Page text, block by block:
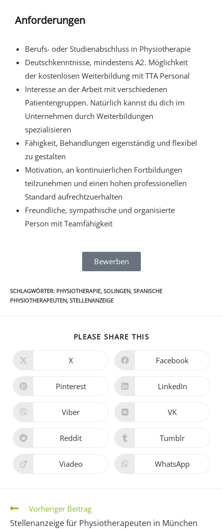
Anforderungen
Berufs- oder Studienabschluss in Physiotherapie
Deutschkenntnisse, mindestens A2. Möglichkeit
der kostenlosen Weiterbildung mit TTA Personal
Interesse an der Arbeit mit verschiedenen
Patientengruppen. Natürlich kannst du dich im
Unternehmen durch Weiterbildungen
spezialisieren
Fähigkeit, Behandlungen eigenständig und flexibel
zu gestalten
Motivation, an kontinuierlichen Fortbildungen
teilzunehmen und einen hohen professionellen
Standard aufrechtzuerhalten
Freundliche, sympathische und organisierte
Person mit Teamfähigkeit
Bewerben
SCHLAGWÖRTER: PHYSIOTHERAPIE, SOLINGEN, SPANISCHE
PHYSIOTHERAPEUTEN, STELLENANZEIGE
PLEASE SHARE THIS
X Facebook
Pinterest LinkedIn
Viber VK
Reddit Tumblr
Viadeo WhatsApp
Vorheriger Beitrag
Stellenanzeige für Physiotherapeuten in München